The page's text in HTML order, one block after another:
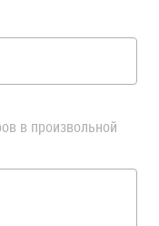
в произвольной